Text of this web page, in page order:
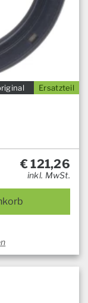
Ersatzteil
€121,26
inkl. MwSt.